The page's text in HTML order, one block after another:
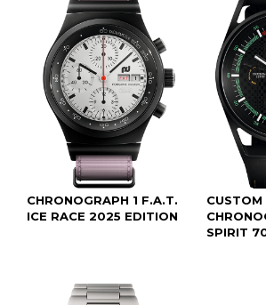
CHRONOGRAPH 1 F.A.T.
ICE RACE 2025 EDITION
CUSTOM
SPIRIT